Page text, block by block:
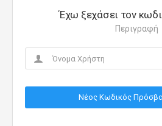
Έχω ξεχάσει τον
Περιγραφή
Νέος Κωδικός